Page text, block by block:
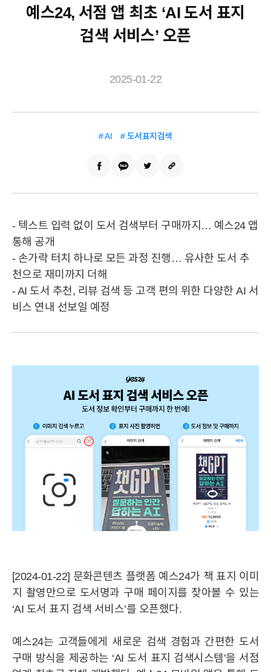
예스24, 서점 앱 최초 ‘AI 도서 표지
검색 서비스’ 오픈
2025-01-22
# AI # 도서표지검색
- 텍스트 입력 없이 도서 검색부터 구매까지… 예스24 앱
통해 공개
- 손가락 터치 하나로 모든 과정 진행… 유사한 도서 추
천으로 재미까지 더해
- AI 도서 추천, 리뷰 검색 등 고객 편의 위한 다양한 AI 서
비스 연내 선보일 예정
[2024-01-22] 문화콘텐츠 플랫폼 예스24가 책 표지 이미
지 촬영만으로 도서명과 구매 페이지를 찾아볼 수 있는
‘AI 도서 표지 검색 서비스’를 오픈했다.
예스24는 고객들에게 새로운 검색 경험과 간편한 도서
구매 방식을 제공하는 ‘AI 도서 표지 검색시스템’을 서점